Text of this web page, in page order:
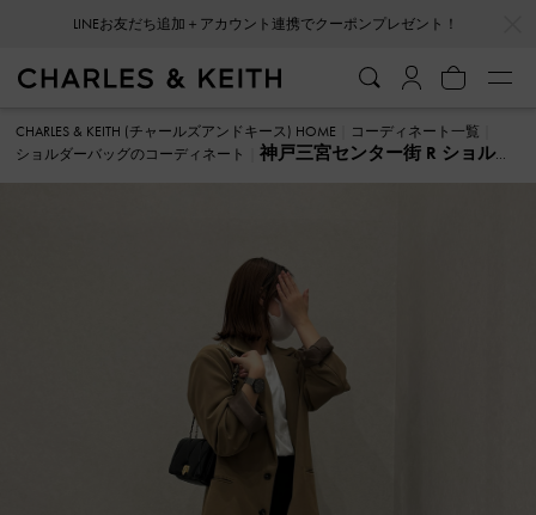
LINEお友だち追加＋アカウント連携でクーポンプレゼント！
CHARLES & KEITH (チャールズアンドキース) HOME
コーディネート一覧
ショルダーバッグのコーディネート
神戸三宮センター街 R ショルダ